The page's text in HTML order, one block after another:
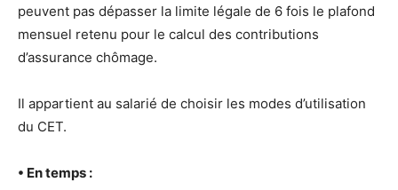
peuvent pas dépasser la limite légale de 6 fois le plafond
mensuel retenu pour le calcul des contributions
d’assurance chômage.
Il appartient au salarié de choisir les modes d’utilisation
du CET.
• En temps :